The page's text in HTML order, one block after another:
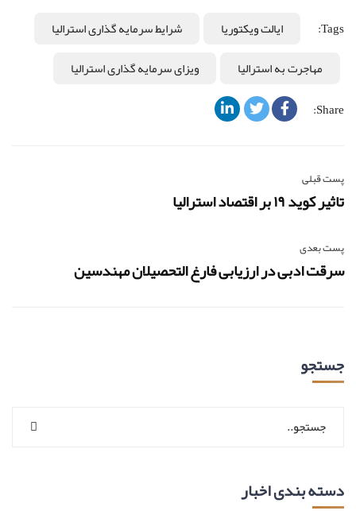
Tags: ایالت ویکتوریا
شرایط سرمایه گذاری استرالیا
مهاجرت به استرالیا
ویزای سرمایه گذاری استرالیا
Share:
پست قبلی
تاثیر کوید ۱۹ بر اقتصاد استرالیا
پست بعدی
سرقت ادبی در ارزیابی فارغ التحصیلان مهندسین
جستجو
دسته بندی اخبار